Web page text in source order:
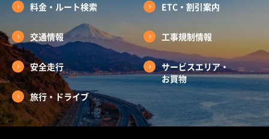
料金・ルート検索 ETC・割引案内
交通情報 工事規制情報
安全走行
サービスエリア・
お買物
旅行・ドライブ